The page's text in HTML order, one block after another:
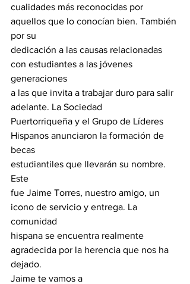
cualidades más reconocidas por
aquellos que lo conocían bien. También
por su
dedicación a las causas relacionadas
con estudiantes a las jóvenes
generaciones
a las que invita a trabajar duro para salir
adelante. La Sociedad
Puertorriqueña y el Grupo de Líderes
Hispanos anunciaron la formación de
becas
estudiantiles que llevarán su nombre.
Este
fue Jaime Torres, nuestro amigo, un
icono de servicio y entrega. La
comunidad
hispana se encuentra realmente
agradecida por la herencia que nos ha
dejado.
Jaime te vamos a